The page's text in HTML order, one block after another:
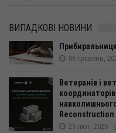
ВИПАДКОВІ НОВИНИ
06 травень,
Ветеранів і
Reconstruction
25 лют, 2026